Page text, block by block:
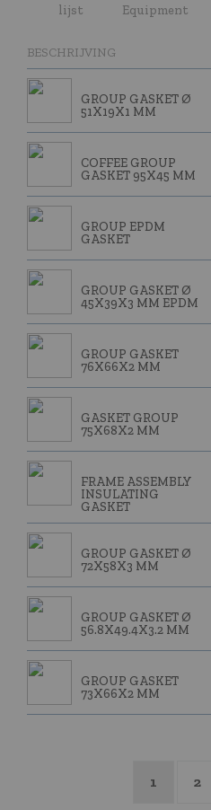
lijst
Equipment
BESCHRIJVING
GROUP GASKET Ø
51X19X1 MM
COFFEE GROUP
GASKET 95X45 MM
GROUP EPDM
GASKET
GROUP GASKET Ø
45X39X3 MM EPDM
GROUP GASKET
76X66X2 MM
GASKET GROUP
75X68X2 MM
FRAME ASSEMBLY
INSULATING
GASKET
GROUP GASKET Ø
72X58X3 MM
GROUP GASKET Ø
56.8X49.4X3.2 MM
GROUP GASKET
73X66X2 MM
1 2